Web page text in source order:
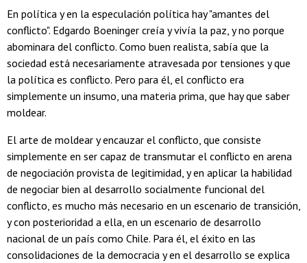
En política y en la especulación política hay "amantes del
conflicto". Edgardo Boeninger creía y vivía la paz, y no porque
abominara del conflicto. Como buen realista, sabía que la
sociedad está necesariamente atravesada por tensiones y que
la política es conflicto. Pero para él, el conflicto era
simplemente un insumo, una materia prima, que hay que saber
moldear.
El arte de moldear y encauzar el conflicto, que consiste
simplemente en ser capaz de transmutar el conflicto en arena
de negociación provista de legitimidad, y en aplicar la habilidad
de negociar bien al desarrollo socialmente funcional del
conflicto, es mucho más necesario en un escenario de transición,
y con posterioridad a ella, en un escenario de desarrollo
nacional de un país como Chile. Para él, el éxito en las
consolidaciones de la democracia y en el desarrollo se explica